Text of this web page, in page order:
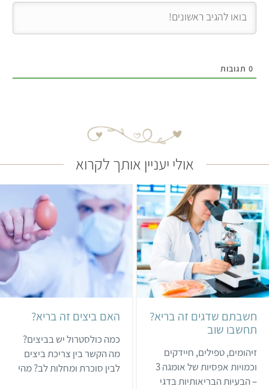
0 תגובות
אולי יעניין אותך לקרוא
חשבתם שדגים זה בריא?
תחשבו שוב
זיהומים, טפילים, חיידקים
וכמויות אפסיות של אומגה 3
– הבעיות הבריאותיות בדגי
האם ביצים זה בריא?
כמה כולסטרול יש בביצים?
מה הקשר בין צריכת ביצים
לבין סוכרת ומחלות לב? מהי